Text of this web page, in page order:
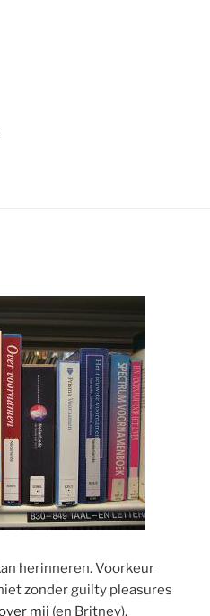
herinneren. Voorkeur
zonder guilty pleasures
mij (en Britney).